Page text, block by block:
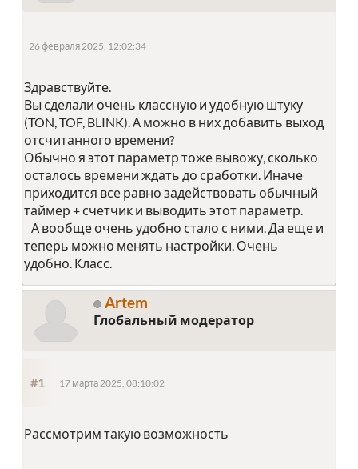
26 февраля 2025, 12:02:34
Здравствуйте.
Вы сделали очень классную и удобную штуку
(TON, TOF, BLINK). А можно в них добавить выход
отсчитанного времени?
Обычно я этот параметр тоже вывожу, сколько
осталось времени ждать до сработки. Иначе
приходится все равно задействовать обычный
таймер + счетчик и выводить этот параметр.
А вообще очень удобно стало с ними. Да еще и
теперь можно менять настройки. Очень
удобно. Класс.
Artem
Глобальный модератор
#1 17 марта 2025, 08:10:02
Рассмотрим такую возможность